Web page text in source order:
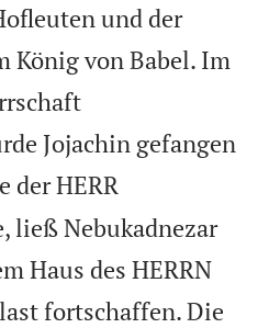
und der
König von Babel. Im
Jojachin gefangen
der HERR
ließ Nebukadnezar
Haus des HERRN
fortschaffen. Die